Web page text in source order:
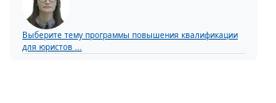
Выберите тему программы повышения квалификации
для юристов ...